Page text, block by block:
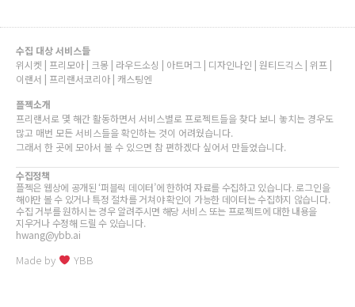
수집 대상 서비스들
위시켓 | 프리모아 | 크몽 | 라우드소싱 | 아트머그 | 디자인나인 | 원티드긱스 | 위프 |
이랜서 | 프리랜서코리아 | 캐스팅엔
플젝소개
프리랜서로 몇 해간 활동하면서 서비스별로 프로젝트들을 찾다 보니 놓치는 경우도
많고 매번 모든 서비스들을 확인하는 것이 어려웠습니다.
그래서 한 곳에 모아서 볼 수 있으면 참 편하겠다 싶어서 만들었습니다.
수집정책
플젝은 웹상에 공개된 ‘퍼블릭 데이터’에 한하여 자료를 수집하고 있습니다. 로그인을
해야만 볼 수 있거나 특정 절차를 거쳐야 확인이 가능한 데이터는 수집하지 않습니다.
수집 거부를 원하시는 경우 알려주시면 해당 서비스 또는 프로젝트에 대한 내용을
지우거나 수정해 드릴 수 있습니다.
hwang@ybb.ai
Made by YBB